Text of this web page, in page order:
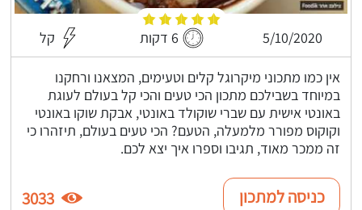
5/10/2020 6 דקות קל
אין כמו מתכוני מיקרוגל קלים וטעימים, המצאנו ורחקנו
במיוחד בשבילכם מתכון הכי טעים והכי קל בעולם לעוגת
באונטי אישית עם שברי שוקולד באונטי, אבקת שוקו באונטי
וקוקוס מפורר מלמעלה, הטעם? הכי טעים בעולם, תיזהרו כי
זה ממכר מאוד, תגיבו וספרו איך יצא לכם.
כניסה למתכון 3033